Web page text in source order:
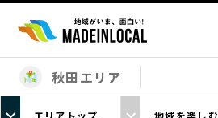
エリアから探す
秋田エリア
エリアトップ 地域を楽しむ